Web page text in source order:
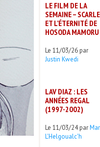
LE FILM DE LA
SEMAINE –
ET L’ÉTERNITÉ DE
HOSODA MAMORU
Le 11/03/26 par
Justin Kwedi
LAV DIAZ : LES
ANNÉES REGAL
(1997-2002)
Le 11/03/24 par
L'Helgoualc'h